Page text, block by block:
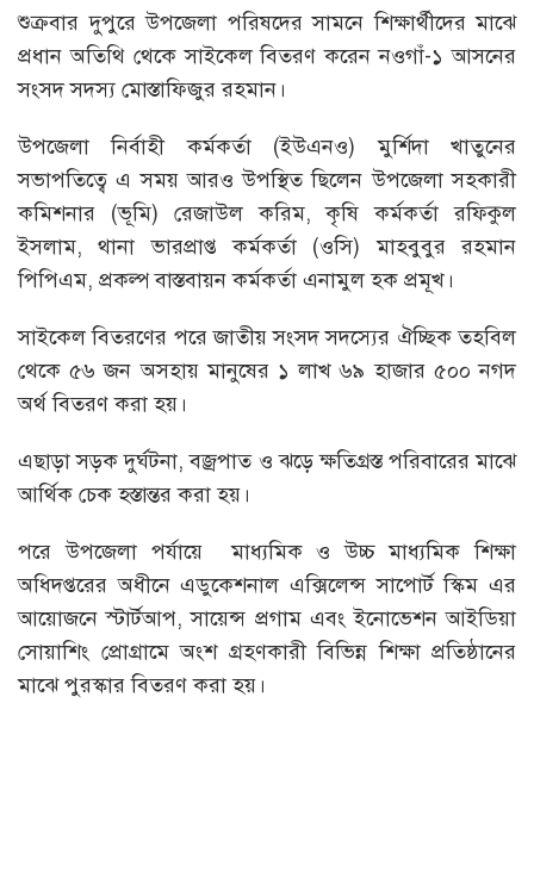
শুক্রবার দুপুরে উপজেলা পরিষদের সামনে শিক্ষার্থীদের মাঝে
প্রধান অতিথি থেকে সাইকেল বিতরণ করেন নওগাঁ-১ আসনের
সংসদ সদস্য মোস্তাফিজুর রহমান।
উপজেলা নির্বাহী কর্মকর্তা (ইউএনও) মুর্শিদা খাতুনের
সভাপতিত্বে এ সময় আরও উপস্থিত ছিলেন উপজেলা সহকারী
কমিশনার (ভূমি) রেজাউল করিম, কৃষি কর্মকর্তা রফিকুল
ইসলাম, থানা ভারপ্রাপ্ত কর্মকর্তা (ওসি) মাহবুবুর রহমান
পিপিএম, প্রকল্প বাস্তবায়ন কর্মকর্তা এনামুল হক প্রমূখ।
সাইকেল বিতরণের পরে জাতীয় সংসদ সদস্যের ঐচ্ছিক তহবিল
থেকে ৫৬ জন অসহায় মানুষের ১ লাখ ৬৯ হাজার ৫০০ নগদ
অর্থ বিতরণ করা হয়।
এছাড়া সড়ক দুর্ঘটনা, বজ্রপাত ও ঝড়ে ক্ষতিগ্রস্ত পরিবারের মাঝে
আর্থিক চেক হস্তান্তর করা হয়।
পরে উপজেলা পর্যায়ে মাধ্যমিক ও উচ্চ মাধ্যমিক শিক্ষা
অধিদপ্তরের অধীনে এডুকেশনাল এক্সিলেন্স সাপোর্ট স্কিম এর
আয়োজনে স্টার্টআপ, সায়েন্স প্রগাম এবং ইনোভেশন আইডিয়া
সোয়াশিং প্রোগ্রামে অংশ গ্রহণকারী বিভিন্ন শিক্ষা প্রতিষ্ঠানের
মাঝে পুরস্কার বিতরণ করা হয়।